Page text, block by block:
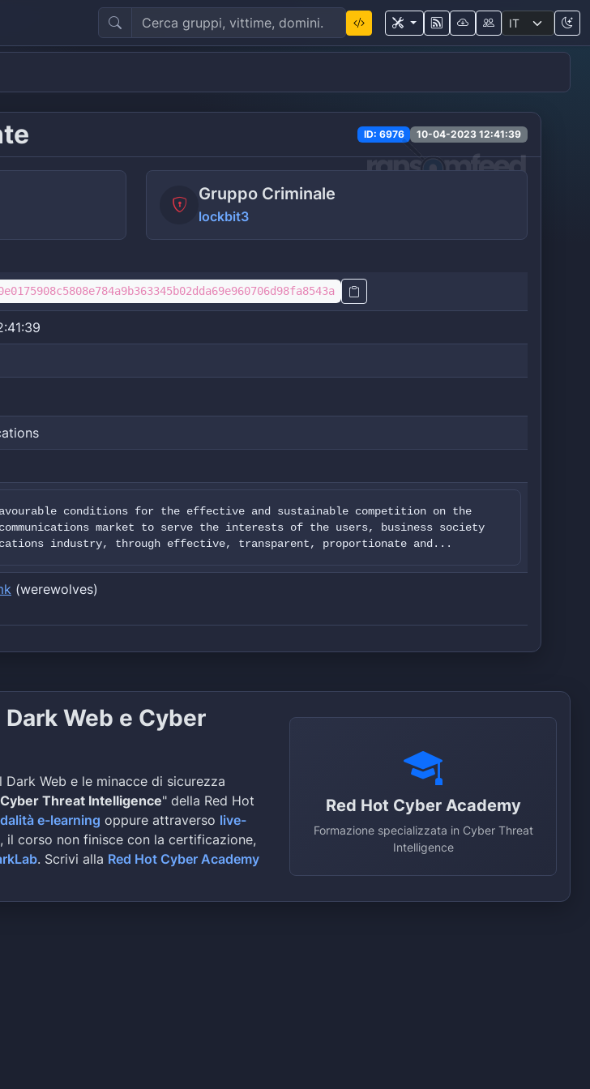
ID: 6976 10-04-2023 12:41:39
Gruppo Criminale
lockbit3
conditions for the effective and sustainable competition on the
market to serve the interests of the users, business society
industry, through effective, transparent, proportionate and...
(werewolves)
Web e Cyber
Web e le minacce di sicurezza
Threat Intelligence" della Red Hot
e-learning oppure attraverso live-
il corso non finisce con la certificazione,
. Scrivi alla Red Hot Cyber Academy
Red Hot Cyber Academy
Formazione specializzata in Cyber Threat
Intelligence